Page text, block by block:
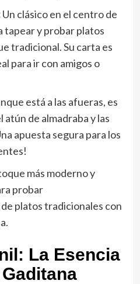
Un clásico en el centro de
tapear y probar platos
tradicional. Su carta es
para ir con amigos o
está a las afueras, es
de almadraba y las
apuesta segura para los
más moderno y
probar
platos tradicionales con
La Esencia